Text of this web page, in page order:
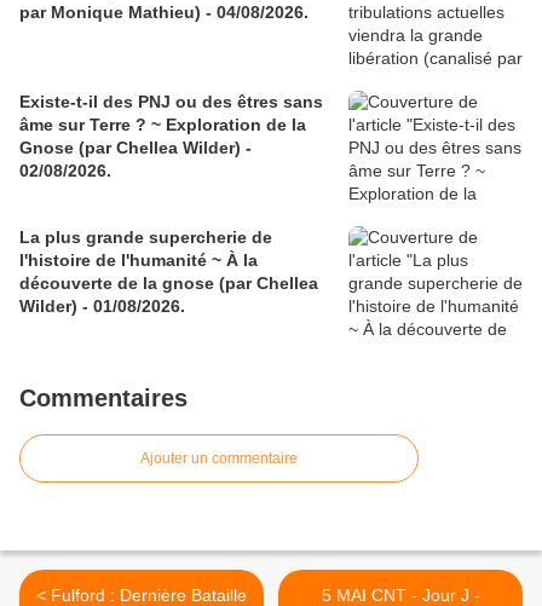
par Monique Mathieu) - 04/08/2026.
Existe-t-il des PNJ ou des êtres sans
âme sur Terre ? ~ Exploration de la
Gnose (par Chellea Wilder) -
02/08/2026.
La plus grande supercherie de
l'histoire de l'humanité ~ À la
découverte de la gnose (par Chellea
Wilder) - 01/08/2026.
Commentaires
Ajouter un commentaire
< Fulford : Dernière Bataille
5 MAI CNT - Jour J -